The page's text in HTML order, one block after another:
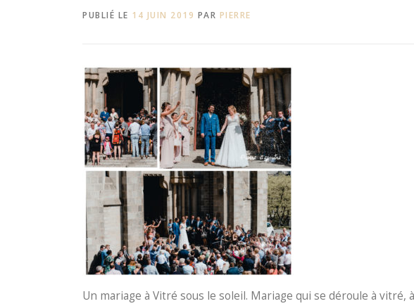
PUBLIÉ LE 14 JUIN 2019 PAR PIERRE
Un mariage à Vitré sous le soleil. Mariage qui se déroule à